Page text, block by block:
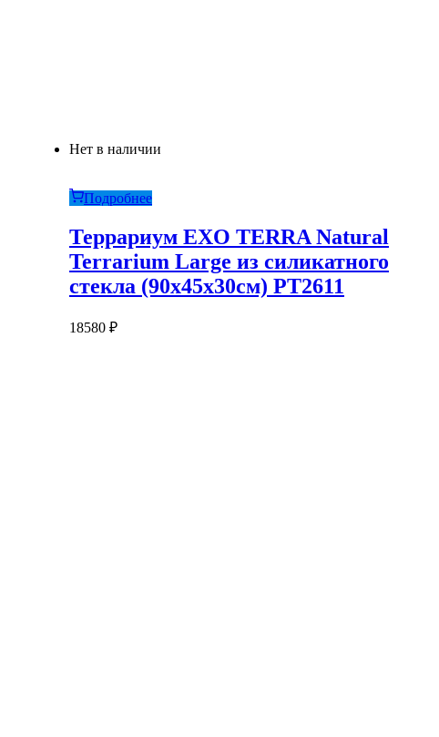
Нет в наличии
Подробнее
Террариум EXO TERRA Natural
Terrarium Large из силикатного
стекла (90х45х30см) PT2611
18580 ₽